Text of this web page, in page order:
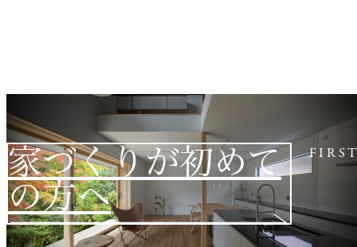
家づくりが初めて
の方へ